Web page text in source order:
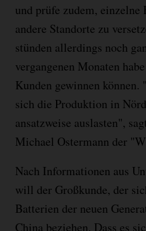
und prüfe zudem, einzelne
andere Standorte zu
stünden allerdings noch
vergangenen Monaten
Kunden gewinnen
sich die Produktion in
ansatzweise auslasten",
Michael Ostermann der
Nach Informationen aus
will der Großkunde, der
Batterien der neuen
China beziehen. Dass es